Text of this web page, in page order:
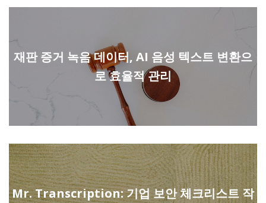
재판 증거 녹음 데이터, AI 음성 텍스트 변환으
로 효율적 관리
Mr. Transcription: 기업 보안 체크리스트 작